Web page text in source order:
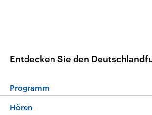
Entdecken Sie den
Programm
Hören